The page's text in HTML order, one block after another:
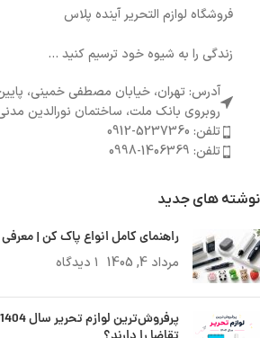
فروشگاه لوازم التحریر آینده پلاس
زندگی را به شیوه خود ترسیم کنید ...
آدرس: تهران، خیابان مصطفی خمینی،
روبروی بانک ملت، ساختمان نورالدین
تلفن: 5237360-0912
تلفن: 1406369-0998
نوشته های جدید
راهنمای کامل انواع پاک کن | معرفی
مرداد 4, 1405 ۱ دیدگاه